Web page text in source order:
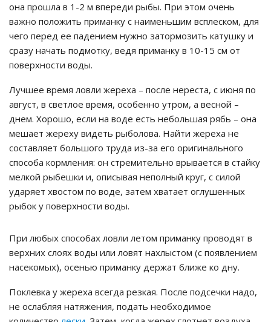
она прошла в 1-2 м впереди рыбы. При этом очень
важно положить приманку с наименьшим всплеском, для
чего перед ее падением нужно затормозить катушку и
сразу начать подмотку, ведя приманку в 10-15 см от
поверхности воды.
Лучшее время ловли жереха – после нереста, с июня по
август, в светлое время, особенно утром, а весной –
днем. Хорошо, если на воде есть небольшая рябь – она
мешает жереху видеть рыболова. Найти жереха не
составляет большого труда из-за его оригинального
способа кормления: он стремительно врывается в стайку
мелкой рыбешки и, описывая неполный круг, с силой
ударяет хвостом по воде, затем хватает оглушенных
рыбок у поверхности воды.
При любых способах ловли летом приманку проводят в
верхних слоях воды или ловят нахлыстом (с появлением
насекомых), осенью приманку держат ближе ко дну.
Поклевка у жереха всегда резкая. После подсечки надо,
не ослабляя натяжения, подать необходимое